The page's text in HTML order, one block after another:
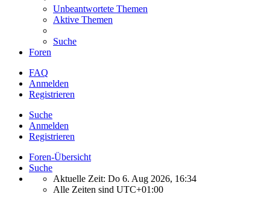
Unbeantwortete Themen
Aktive Themen
Suche
Foren
FAQ
Anmelden
Registrieren
Suche
Anmelden
Registrieren
Foren-Übersicht
Suche
Aktuelle Zeit: Do 6. Aug 2026, 16:34
Alle Zeiten sind UTC+01:00